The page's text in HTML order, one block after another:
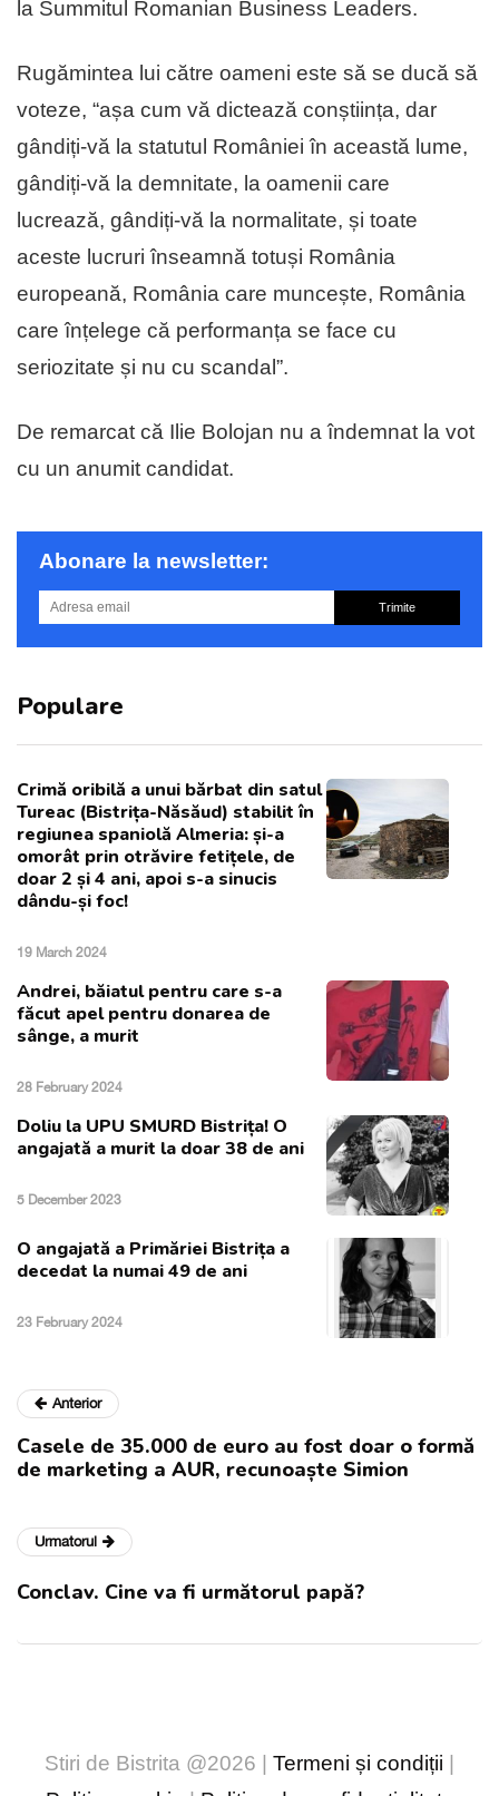
la Summitul Romanian Business Leaders.
Rugămintea lui către oameni este să se ducă să
voteze, “așa cum vă dictează conștiința, dar
gândiți-vă la statutul României în această lume,
gândiți-vă la demnitate, la oamenii care
lucrează, gândiți-vă la normalitate, și toate
aceste lucruri înseamnă totuși România
europeană, România care muncește, România
care înțelege că performanța se face cu
seriozitate și nu cu scandal”.
De remarcat că Ilie Bolojan nu a îndemnat la vot
cu un anumit candidat.
Abonare la newsletter:
Trimite
Populare
Crimă oribilă a unui bărbat din satul
Tureac (Bistrița-Năsăud) stabilit în
regiunea spaniolă Almeria: și-a
omorât prin otrăvire fetițele, de
doar 2 și 4 ani, apoi s-a sinucis
dându-și foc!
19 March 2024
Andrei, băiatul pentru care s-a
făcut apel pentru donarea de
sânge, a murit
28 February 2024
Doliu la UPU SMURD Bistrița! O
angajată a murit la doar 38 de ani
5 December 2023
O angajată a Primăriei Bistrița a
decedat la numai 49 de ani
23 February 2024
Anterior
Casele de 35.000 de euro au fost doar o formă
de marketing a AUR, recunoaște Simion
Urmatorul
Conclav. Cine va fi următorul papă?
Stiri de Bistrita @2026 | Termeni și condiții